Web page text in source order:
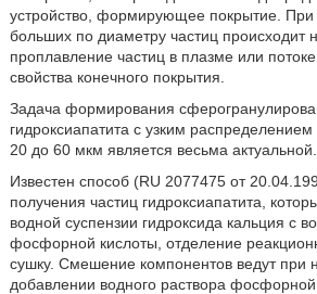
устройство, формирующее покрытие. При
больших по диаметру частиц происходит
проплавление частиц в плазме или
свойства конечного покрытия.
Задача формирования
гидроксиапатита с узким
20 до 60 мкм является весьма актуальной.
Известен способ (RU 2077475 от
получения частиц гидроксиапатита,
водной суспензии гидроксида кальция с
фосфорной кислоты, отделение
сушку. Смешение компонентов ведут при
добавлении водного раствора фосфорной